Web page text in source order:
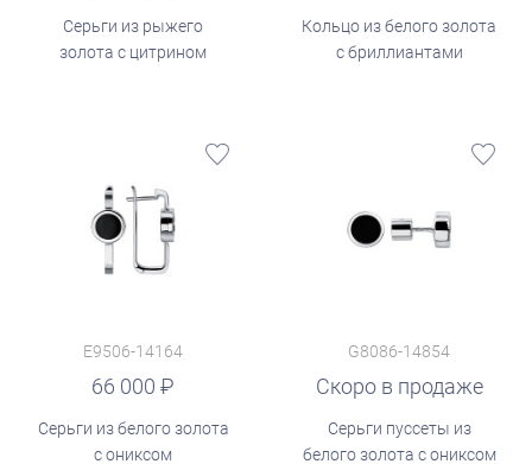
Серьги из рыжего
золота с цитрином
Кольцо из белого золота
с бриллиантами
E9506-14164
66 000
Серьги из белого золота
с ониксом
G8086-14854
Скоро в продаже
Серьги пуссеты из
белого золота с ониксом